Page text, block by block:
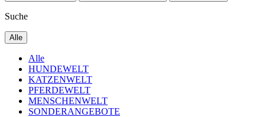
Suche
Alle
Alle
HUNDEWELT
KATZENWELT
PFERDEWELT
MENSCHENWELT
SONDERANGEBOTE